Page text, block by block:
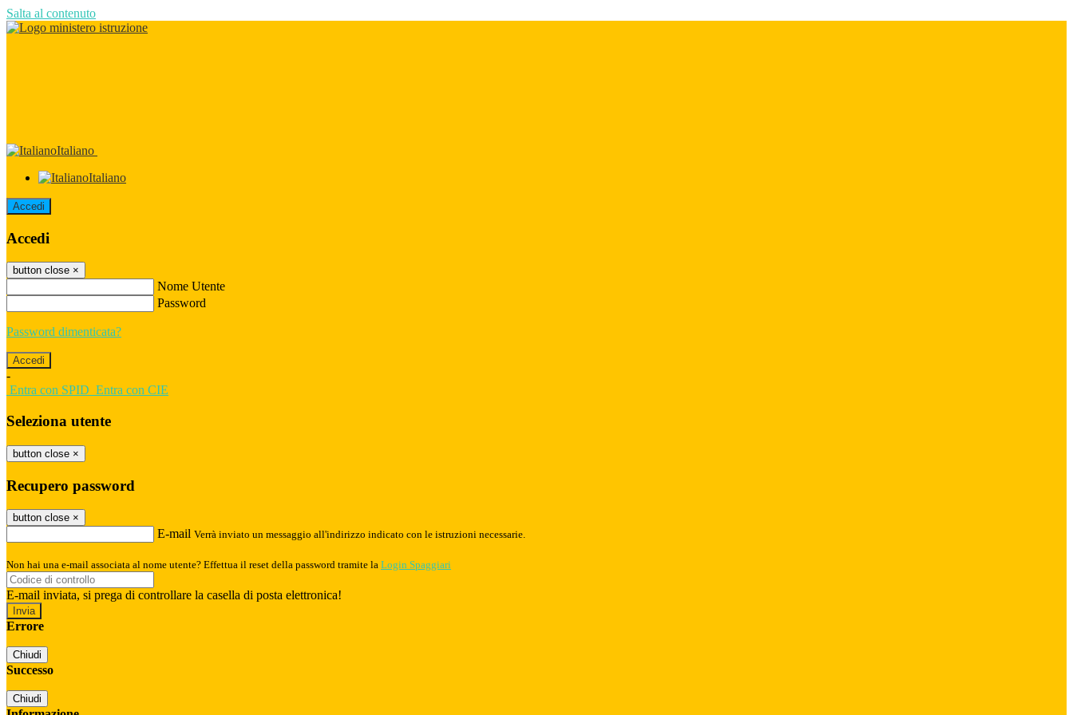
Salta al contenuto
Italiano
Italiano
Accedi
Accedi
button close ×
Nome Utente
Password
Password dimenticata?
-
Entra con SPID Entra con CIE
Seleziona utente
button close ×
Recupero password
button close ×
E-mail Verrà inviato un messaggio all'indirizzo indicato con le istruzioni necessarie.
Non hai una e-mail associata al nome utente? Effettua il reset della password tramite la Login Spaggiari
E-mail inviata, si prega di controllare la casella di posta elettronica!
Errore
Chiudi
Successo
Chiudi